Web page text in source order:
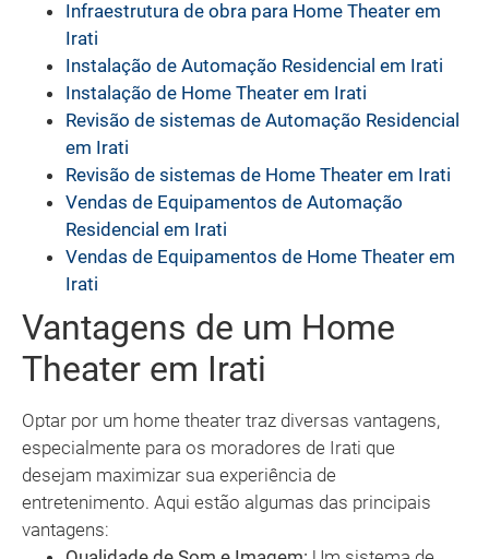
Infraestrutura de obra para Home Theater em
Irati
Instalação de Automação Residencial em Irati
Instalação de Home Theater em Irati
Revisão de sistemas de Automação Residencial
em Irati
Revisão de sistemas de Home Theater em Irati
Vendas de Equipamentos de Automação
Residencial em Irati
Vendas de Equipamentos de Home Theater em
Irati
Vantagens de um Home
Theater em Irati
Optar por um home theater traz diversas vantagens,
especialmente para os moradores de Irati que
desejam maximizar sua experiência de
entretenimento. Aqui estão algumas das principais
vantagens: